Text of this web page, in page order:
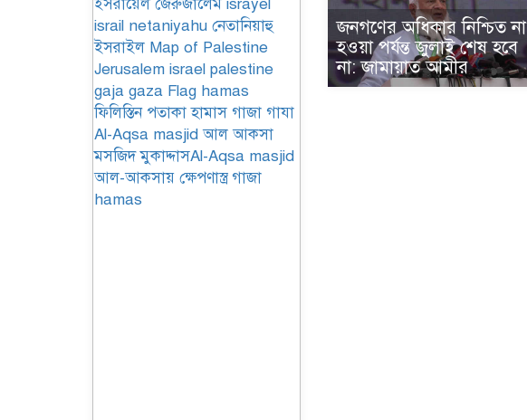
জনগণের অধিকার নিশ্চিত না
হওয়া পর্যন্ত জুলাই শেষ হবে
না: জামায়াত আমীর